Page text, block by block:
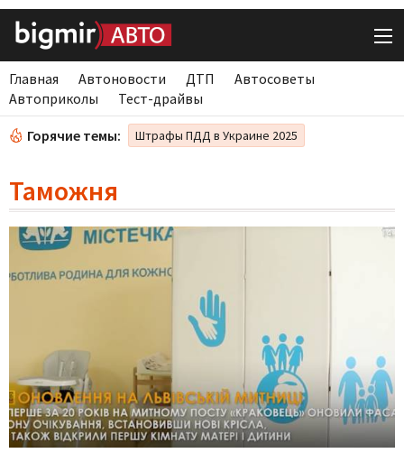
Главная Автоновости ДТП
Автосоветы
Автоприколы
Тест-драйвы
Горячие темы: Штрафы ПДД в Украине 2025
Таможня